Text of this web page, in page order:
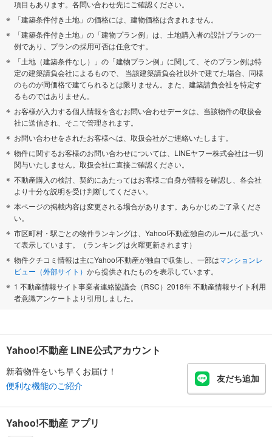
項目もあります。各問い合わせ先にご確認ください。
「建築条件付き土地」の価格には、建物価格は含まれません。
「建築条件付き土地」の「建物プラン例」は、土地購入者の設計プランの一
例であり、プランの採用可否は任意です。
「土地（建築条件なし）」の「建物プラン例」に関して、そのプラン例は特
定の建築請負会社によるもので、 当該建築請負会社以外で建てた場合、同様
のものが同価格で建てられるとは限りません。また、建築請負会社を特定す
るものではありません。
お客様が入力する個人情報を含むお問い合わせデータは、当該物件の取扱会
社に送信され、そこで管理されます。
お問い合わせをされたお客様へは、取扱会社がご連絡いたします。
物件に関するお客様のお問い合わせについては、LINEヤフー株式会社は一切
関与いたしません。取扱会社に直接ご確認ください。
不動産購入の検討、契約にあたってはお客様ご自身が情報を確認し、各会社
より十分な説明を受け判断してください。
本ページの掲載内容は変更される場合があります。あらかじめご了承くださ
い。
市区町村・駅ごとの物件ランキングは、Yahoo!不動産独自のルールに基づい
て表示しています。（ランキングは火曜更新されます）
物件クチコミ情報は主にYahoo!不動産が独自で収集し、一部はマンションレ
ビュー（外部サイト） から提供されたものを表示しています。
1 不動産情報サイト事業者連絡協議会（RSC）2018年 不動産情報サイト利用
者意識アンケートより引用しました。
Yahoo!不動産 LINE公式アカウント
新着物件をいち早くお届け！
便利な機能のご紹介
友だち追加
Yahoo!不動産 アプリ